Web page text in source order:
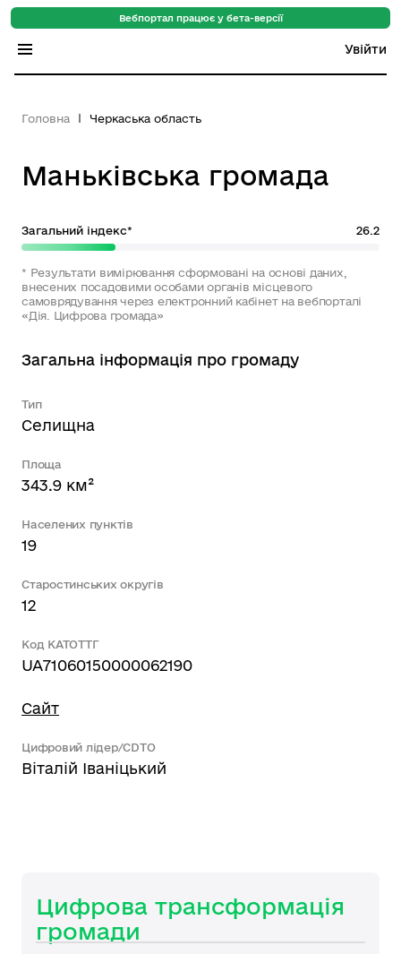
Вебпортал працює у бета-версії
Увійти
Цифровий путівник
Головна Черкаська область
Маньківська громада
Загальний індекс* 26.2
* Результати вимірювання сформовані на основі даних,
внесених посадовими особами органів місцевого
самоврядування через електронний кабінет на вебпорталі
«Дія. Цифрова громада»
Загальна інформація про громаду
Тип
Селищна
Площа
343.9 км²
Населених пунктів
19
Старостинських округів
12
Код КАТОТТГ
UA71060150000062190
Сайт
Цифровий лідер/CDTO
Віталій Іваніцький
Цифрова трансформація
громади